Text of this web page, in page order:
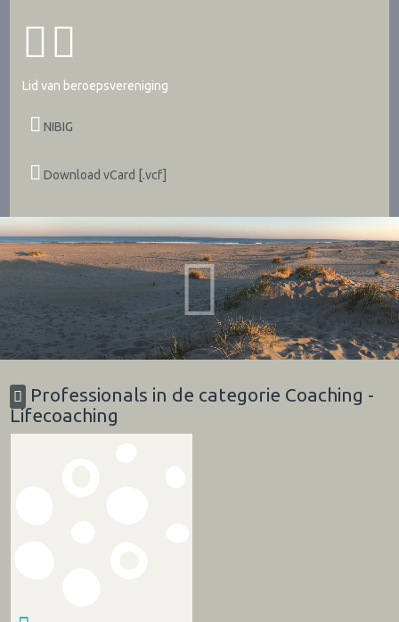
Lid van beroepsvereniging
NIBIG
Download vCard [.vcf]
Professionals in de categorie Coaching -
Lifecoaching